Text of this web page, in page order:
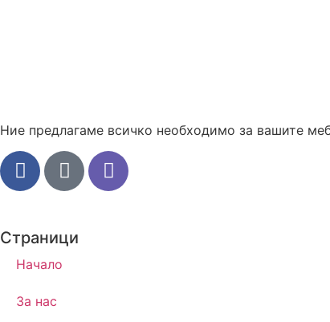
Ние предлагаме всичко необходимо за вашите
Страници
Начало
За нас